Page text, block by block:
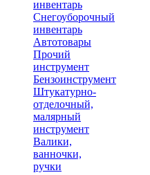
инвентарь
Снегоуборочный
инвентарь
Автотовары
Прочий
инструмент
Бензоинструмент
Штукатурно-
отделочный,
малярный
инструмент
Валики,
ванночки,
ручки